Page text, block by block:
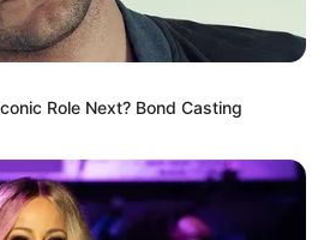
δυσάρεστες ειδήσεις στη
νέος άνθρωπος έφυγε
στο πένθος όσους
Role Next? Bond Casting